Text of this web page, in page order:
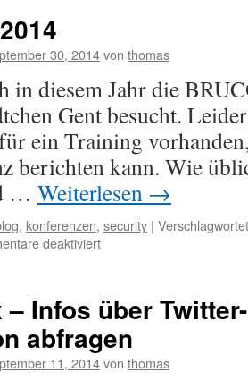
30, 2014von thomas
in diesem Jahr die
Gent besucht.
ein Training
berichten kann. Wie
… Weiterlesen →
, konferenzen, security |
deaktiviertfür
– Infos über
abfragen
11, 2014von thomas